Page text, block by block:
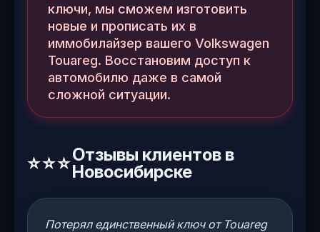
ключи, мы сможем изготовить
новые и прописать их в
иммобилайзер вашего Volkswagen
Touareg. Восстановим доступ к
автомобилю даже в самой
сложной ситуации.
Отзывы клиентов в
Новосибирске
Потерял единственный ключ от Touareg